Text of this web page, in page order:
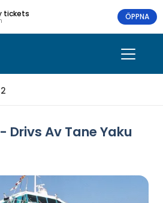
tickets ÖPPNA
Drivs Av Tane Yaku